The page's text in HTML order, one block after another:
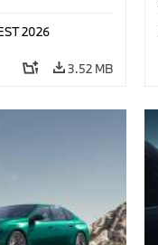
2026
3.52 MB